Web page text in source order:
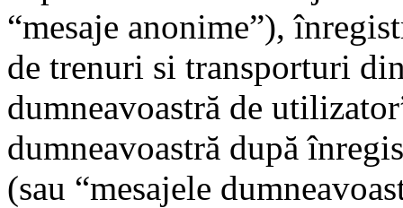
“mesaje anonime”),
de trenuri si transporturi
dumneavoastră de
dumneavoastră după
(sau “mesajele